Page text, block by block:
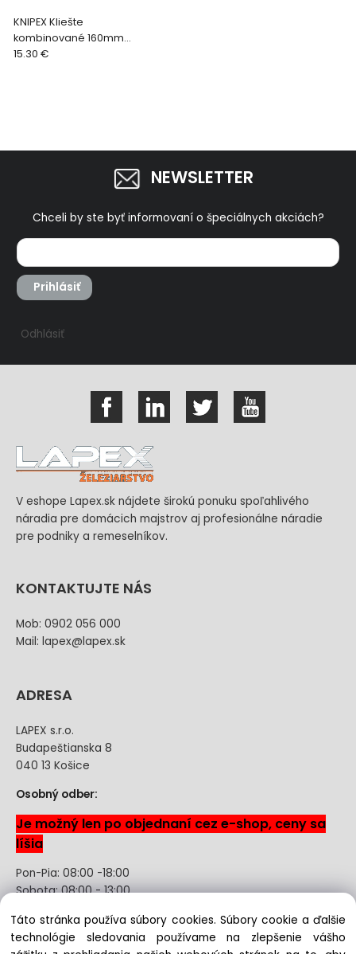
KNIPEX Kliešte
kombinované 160mm
0302160
15.30 €
NEWSLETTER
Chceli by ste byť informovaní o špeciálnych akciách?
Prihlásiť
Odhlásiť
V eshope Lapex.sk nájdete širokú ponuku spoľahlivého
náradia pre domácich majstrov aj profesionálne náradie
pre podniky a remeselníkov.
KONTAKTUJTE NÁS
Mob: 0902 056 000
Mail: lapex@lapex.sk
ADRESA
LAPEX s.r.o.
Budapeštianska 8
040 13 Košice
Osobný odber:
Je možný len po objednaní cez e-shop, ceny sa
líšia
Pon-Pia: 08:00 -18:00
Sobota: 08:00 - 13:00
Odstúpenie od kúpnej zmluvy uzavretej na diaľku bez
registrácie
Táto stránka používa súbory cookies. Súbory cookie a ďalšie
technológie sledovania používame na zlepšenie vášho